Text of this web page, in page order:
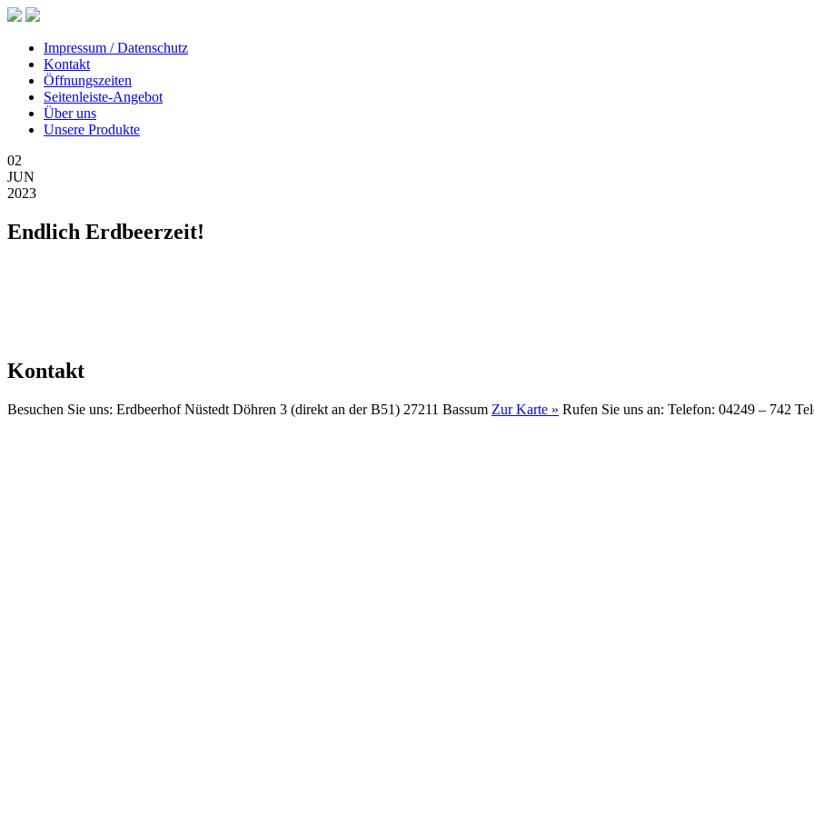
Impressum / Datenschutz
Kontakt
Öffnungszeiten
Seitenleiste-Angebot
Über uns
Unsere Produkte
02
JUN
2023
Endlich Erdbeerzeit!
Kontakt
Besuchen Sie uns: Erdbeerhof Nüstedt Döhren 3 (direkt an der B51) 27211 Bassum Zur Karte » Rufen Sie uns an: Telefon: 04249 – 742